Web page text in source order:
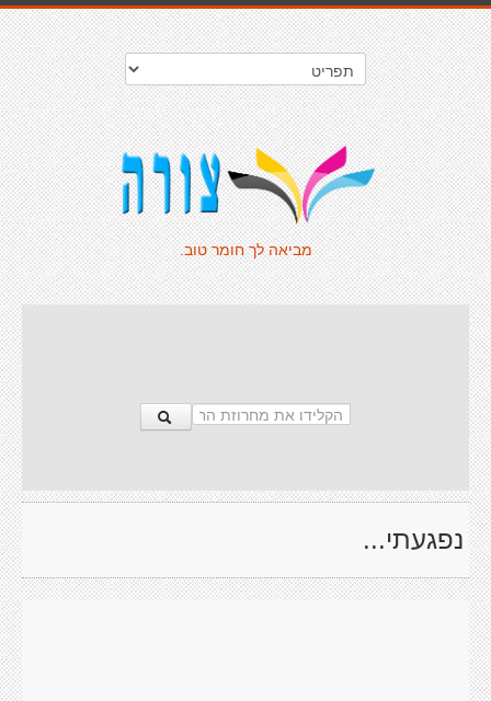
מביאה לך חומר טוב.
נפגעתי...